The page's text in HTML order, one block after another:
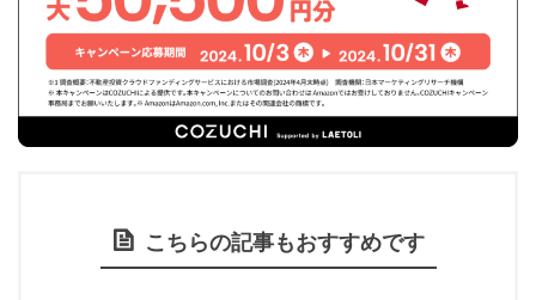
こちらの記事もおすすめです